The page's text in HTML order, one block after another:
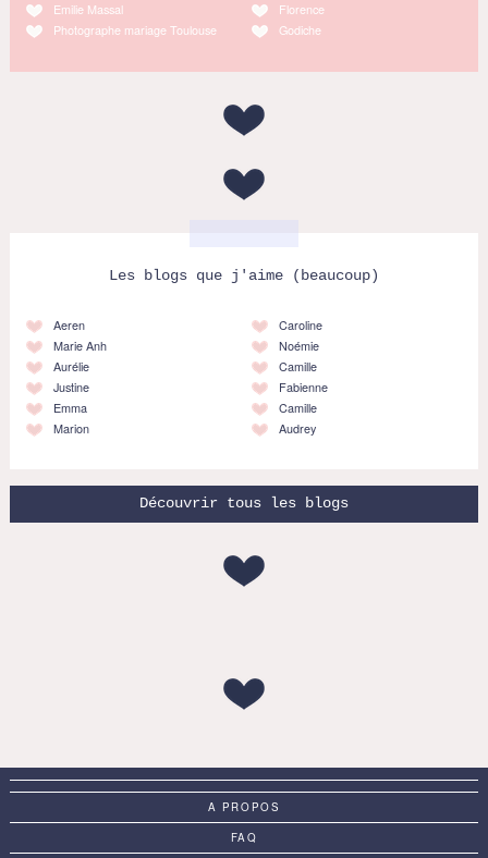
Emilie Massal
Photographe mariage Toulouse
Florence
Godiche
Les blogs que j'aime (beaucoup)
Aeren
Marie Anh
Aurélie
Justine
Emma
Marion
Caroline
Noémie
Camille
Fabienne
Camille
Audrey
Découvrir tous les blogs
A PROPOS
FAQ